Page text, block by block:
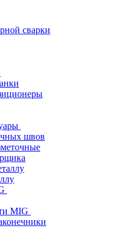
сварки
швов
MIG